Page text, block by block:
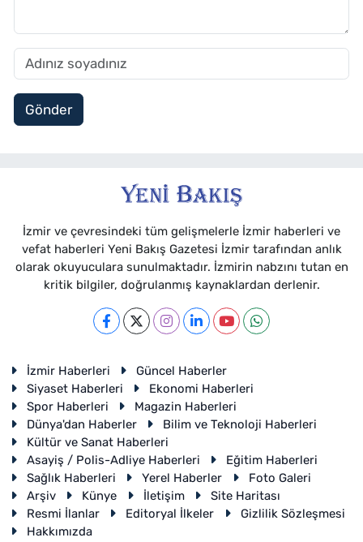
Gönder
İzmir ve çevresindeki tüm gelişmelerle İzmir haberleri ve
vefat haberleri Yeni Bakış Gazetesi İzmir tarafından anlık
olarak okuyuculara sunulmaktadır. İzmirin nabzını tutan en
kritik bilgiler, doğrulanmış kaynaklardan derlenir.
İzmir Haberleri
Güncel Haberler
Siyaset Haberleri
Ekonomi Haberleri
Spor Haberleri
Magazin Haberleri
Dünya'dan Haberler
Bilim ve Teknoloji Haberleri
Kültür ve Sanat Haberleri
Asayiş / Polis-Adliye Haberleri
Eğitim Haberleri
Sağlık Haberleri
Yerel Haberler
Foto Galeri
Arşiv
Künye İletişim
Site Haritası
Resmi İlanlar
Editoryal İlkeler
Gizlilik Sözleşmesi
Hakkımızda